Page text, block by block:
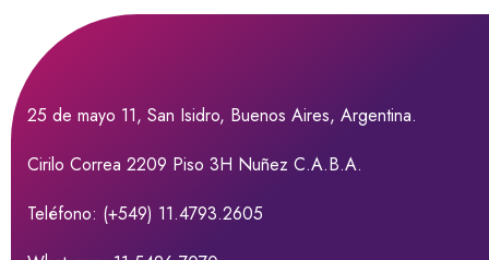
25 de mayo 11, San Isidro, Buenos Aires, Argentina.
Cirilo Correa 2209 Piso 3H Nuñez C.A.B.A.
Teléfono: (+549) 11.4793.2605